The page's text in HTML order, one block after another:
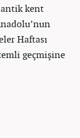
antik kent
Haftası
geçmişine